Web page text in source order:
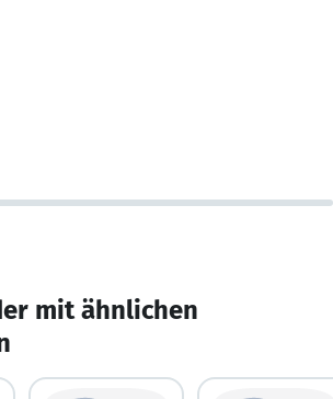
mit ähnlichen